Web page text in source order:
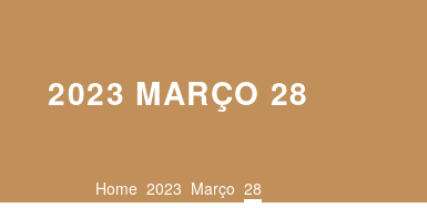
2023 MARÇO 28
Home 2023 Março 28